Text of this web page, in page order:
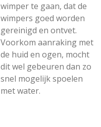
wimper te gaan, dat de
wimpers goed worden
gereinigd en ontvet.
Voorkom aanraking met
de huid en ogen, mocht
dit wel gebeuren dan zo
snel mogelijk spoelen
met water.